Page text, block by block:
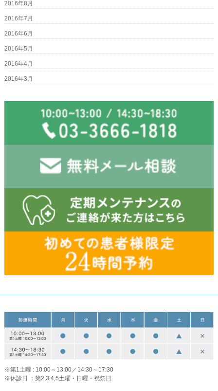
2016年8月
2016年7月
2016年6月
2016年5月
2016年4月
2016年3月
※第1土曜 : 10:00～13:00／14:30～17:30
※休診日 ：第2,3,4,5土曜・日曜・祝祭日